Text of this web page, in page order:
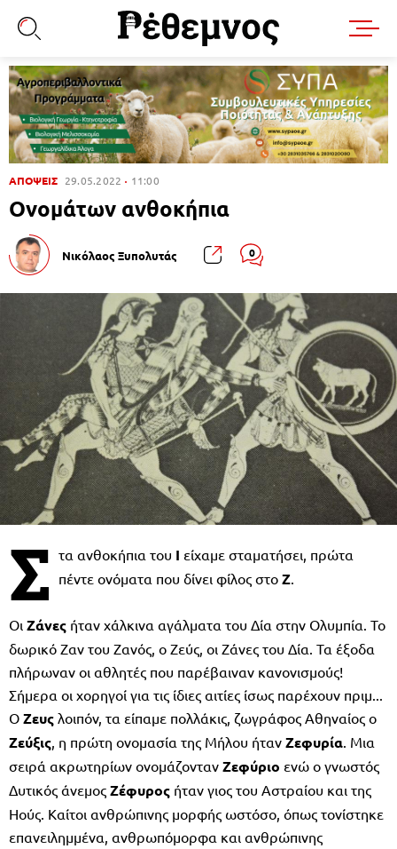
ΑΠΟΨΕΙΣ 29.05.2022 11:00
Ονομάτων ανθοκήπια
Νικόλαος Ξυπολυτάς 0
Σ τα ανθοκήπια του Ι είχαμε σταματήσει, πρώτα
πέντε ονόματα που δίνει φίλος στο Ζ
Οι Ζάνες ήταν χάλκινα αγάλματα του Δία στην Ολυμπία. Το
δωρικό Ζαν του Ζανός, ο Ζεύς, οι Ζάνες του Δία. Τα έξοδα
πλήρωναν οι αθλητές που παρέβαιναν κανονισμούς!
Σήμερα οι χορηγοί για τις ίδιες αιτίες ίσως παρέχουν πριμ...
Ο Ζευς λοιπόν, τα είπαμε πολλάκις, ζωγράφος Αθηναίος ο
Ζεύξις , η πρώτη ονομασία της Μήλου ήταν Ζεφυρία . Μια
σειρά ακρωτηρίων ονομάζονταν Ζεφύριο ενώ ο γνωστός
Δυτικός άνεμος Ζέφυρος ήταν γιος του Αστραίου και της
Ηούς. Καίτοι ανθρώπινης μορφής ωστόσο, όπως τονίστηκε
επανειλημμένα, ανθρωπόμορφα και ανθρώπινης